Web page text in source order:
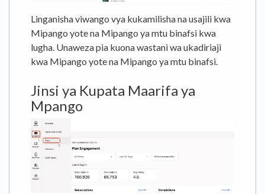
Linganisha viwango vya kukamilisha na usajili kwa
Mipango yote na Mipango ya mtu binafsi kwa
lugha. Unaweza pia kuona wastani wa ukadiriaji
kwa Mipango yote na Mipango ya mtu binafsi.
Jinsi ya Kupata Maarifa ya
Mpango